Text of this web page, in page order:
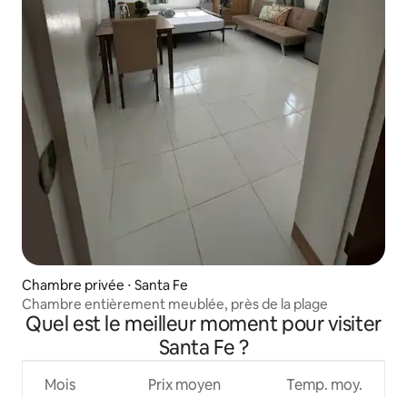
Chambre privée ⋅ Santa Fe
Chambre entièrement meublée, près de la plage
Quel est le meilleur moment pour visiter
Santa Fe ?
Mois Prix moyen Temp. moy.